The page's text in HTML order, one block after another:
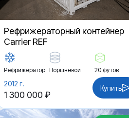
Рефрижераторный контейнер
Carrier REF
Рефрижератор Поршневой 20 футов
2012 г.
1 300 000 ₽
Купить